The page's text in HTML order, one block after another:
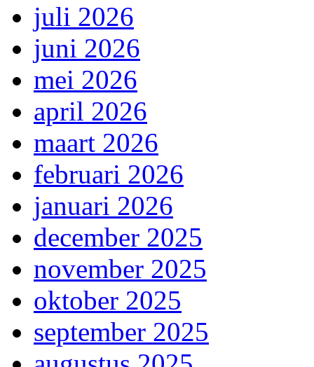
juli 2026
juni 2026
mei 2026
april 2026
maart 2026
februari 2026
januari 2026
december 2025
november 2025
oktober 2025
september 2025